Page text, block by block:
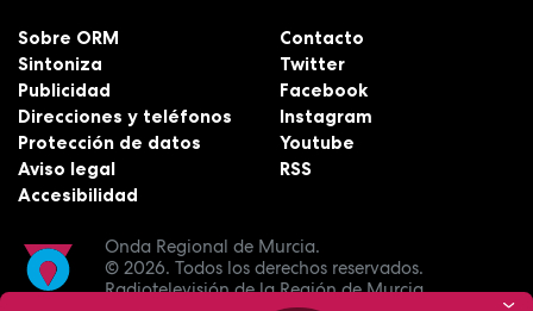
Onda Regional de Murcia.
© 2026. Todos los derechos reservados.
Radiotelevisión de la Región de Murcia.
Sobre ORM
Sintoniza
Publicidad
Direcciones y teléfonos
Protección de datos
Aviso legal
Accesibilidad
Contacto
Twitter
Facebook
Instagram
Youtube
RSS